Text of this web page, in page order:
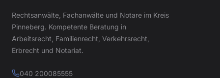
Rechtsanwälte, Fachanwälte und Notare im Kreis
Pinneberg. Kompetente Beratung in
Arbeitsrecht, Familienrecht, Verkehrsrecht,
Erbrecht und Notariat.
040 200085555